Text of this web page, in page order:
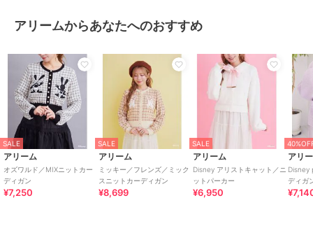
カラー ライトブルー、ダークグリーン
素材
ﾚｰﾖﾝ 50% ﾎ゜ﾘｴｽﾃﾙ 30% ﾅｲﾛﾝ 20%
商品のお取り扱い方法
原産国 中国
アリームからあなたへのおすすめ
SALE
アリーム
オズワルド／MIXニットカー
ディガン
¥7,250
SALE
アリーム
ミッキー／フレンズ／ミック
スニットカーディガン
¥8,699
SALE
アリーム
Disney アリストキャット／ニ
ットパーカー
¥6,950
アリ
Disney
ディガ